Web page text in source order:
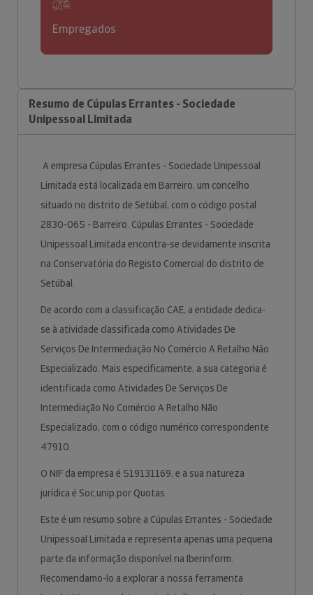
Empregados
Resumo de Cúpulas Errantes - Sociedade
Unipessoal Limitada
A empresa Cúpulas Errantes - Sociedade Unipessoal
Limitada está localizada em Barreiro, um concelho
situado no distrito de Setúbal, com o código postal
2830-065 - Barreiro. Cúpulas Errantes - Sociedade
Unipessoal Limitada encontra-se devidamente inscrita
na Conservatória do Registo Comercial do distrito de
Setúbal.
De acordo com a classificação CAE, a entidade dedica-
se à atividade classificada como Atividades De
Serviços De Intermediação No Comércio A Retalho Não
Especializado. Mais especificamente, a sua categoria é
identificada como Atividades De Serviços De
Intermediação No Comércio A Retalho Não
Especializado, com o código numérico correspondente
47910.
O NIF da empresa é 519131169, e a sua natureza
jurídica é Soc.unip.por Quotas.
Este é um resumo sobre a Cúpulas Errantes - Sociedade
Unipessoal Limitada e representa apenas uma pequena
parte da informação disponível na Iberinform.
Recomendamo-lo a explorar a nossa ferramenta